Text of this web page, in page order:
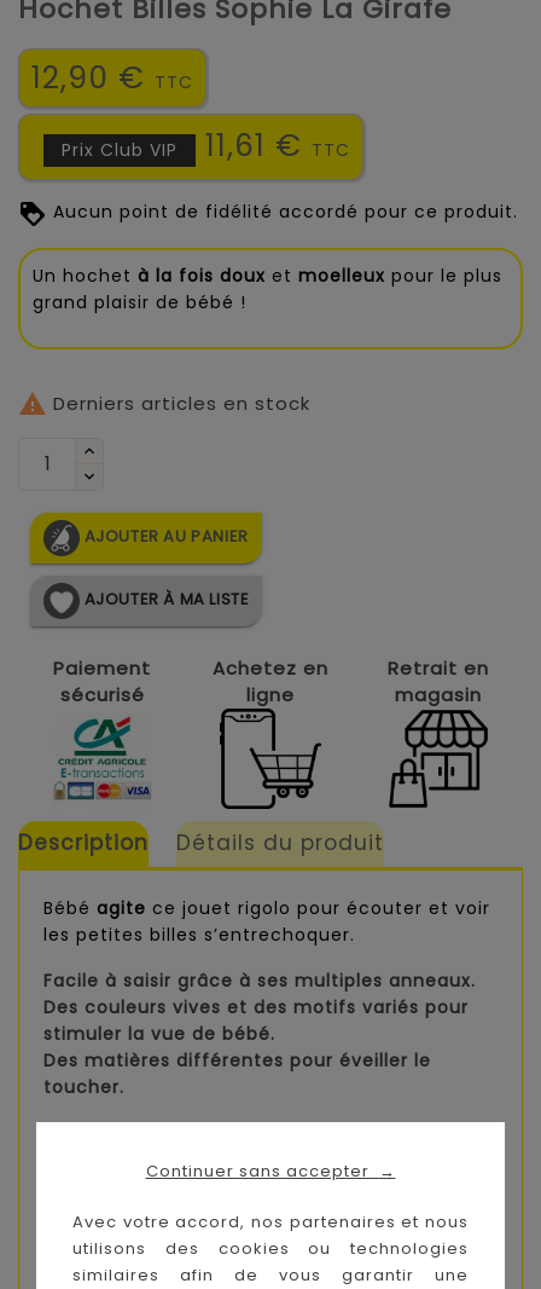
Continuer sans accepter →
Avec votre accord, nos partenaires et nous
utilisons des cookies ou technologies
similaires afin de vous garantir une
Hochet Billes Sophie La Girafe
12,90 € TTC
Prix Club VIP 11,61 € TTC
Aucun point de fidélité accordé pour ce produit.
Un hochet à la fois doux et moelleux pour le plus
grand plaisir de bébé !
 Derniers articles en stock
AJOUTER AU PANIER
AJOUTER À MA LISTE
Paiement
sécurisé
Achetez en
ligne
Retrait en
magasin
Description Détails du produit
Bébé agite ce jouet rigolo pour écouter et voir
les petites billes s’entrechoquer.
Facile à saisir grâce à ses multiples anneaux.
Des couleurs vives et des motifs variés pour
stimuler la vue de bébé.
Des matières différentes pour éveiller le
toucher.
Dimensions:
Produit : H 150 x L 85 x P 70 mm